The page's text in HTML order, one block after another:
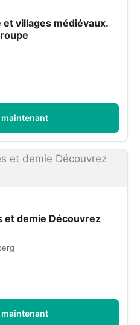
villages médiévaux.
maintenant
et demie Découvrez
maintenant